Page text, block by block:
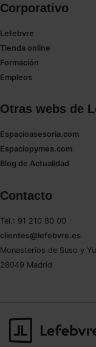
Corporativo
Lefebvre
Tienda online
Formación
Empleos
Otras webs de
Espacioasesoria.com
Espaciopymes.com
Blog de Actualidad
Contacto
Tel.: 91 210 80 00
clientes@lefebvre.es
Monasterios de Suso y
28049 Madrid